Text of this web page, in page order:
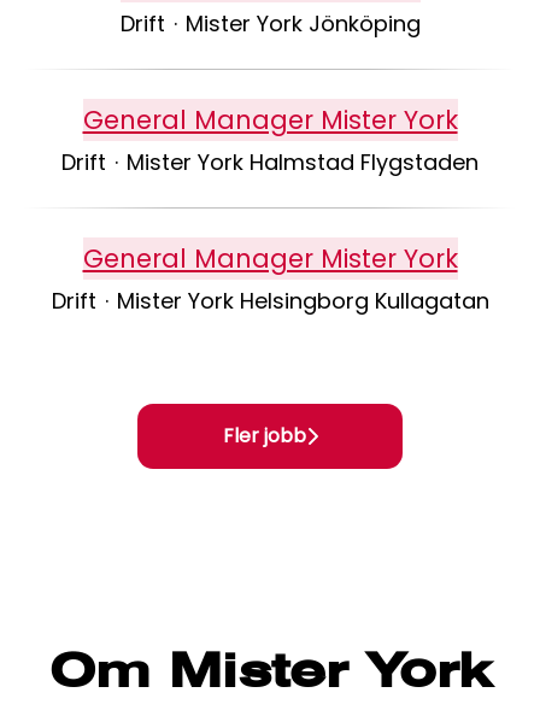
Drift · Mister York Jönköping
General Manager Mister York
Drift · Mister York Halmstad Flygstaden
General Manager Mister York
Drift · Mister York Helsingborg Kullagatan
Fler jobb
Om Mister York